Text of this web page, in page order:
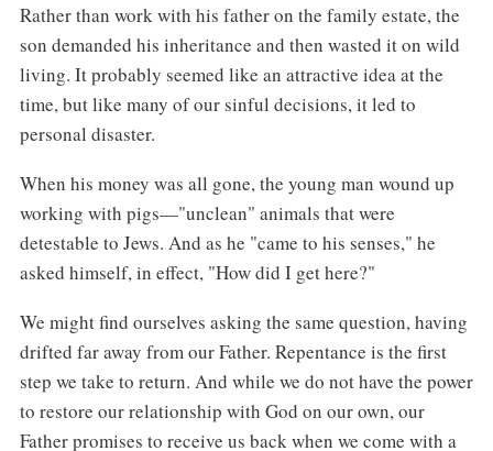
Rather than work with his father on the family estate, the
son demanded his inheritance and then wasted it on wild
living. It probably seemed like an attractive idea at the
time, but like many of our sinful decisions, it led to
personal disaster.
When his money was all gone, the young man wound up
working with pigs—"unclean" animals that were
detestable to Jews. And as he "came to his senses," he
asked himself, in effect, "How did I get here?"
We might find ourselves asking the same question, having
drifted far away from our Father. Repentance is the first
step we take to return. And while we do not have the power
to restore our relationship with God on our own, our
Father promises to receive us back when we come with a